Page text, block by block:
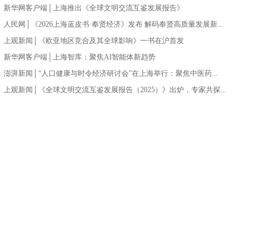
新华网客户端│上海推出《全球文明交流互鉴发展报告》
人民网│《2026上海蓝皮书·奉贤经济》发布 解码奉贤高质量发展新...
上观新闻│《欧亚地区竞合及其全球影响》一书在沪首发
新华网客户端│上海智库：聚焦AI智能体新趋势
澎湃新闻│“人口健康与时令经济研讨会”在上海举行：聚焦中医药...
上观新闻│《全球文明交流互鉴发展报告（2025）》出炉，专家共探...